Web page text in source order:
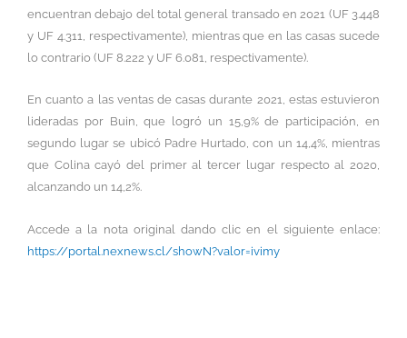
encuentran debajo del total general transado en 2021 (UF 3.448
y UF 4.311, respectivamente), mientras que en las casas sucede
lo contrario (UF 8.222 y UF 6.081, respectivamente).
En cuanto a las ventas de casas durante 2021, estas estuvieron
lideradas por Buin, que logró un 15,9% de participación, en
segundo lugar se ubicó Padre Hurtado, con un 14,4%, mientras
que Colina cayó del primer al tercer lugar respecto al 2020,
alcanzando un 14,2%.
Accede a la nota original dando clic en el siguiente enlace:
https://portal.nexnews.cl/showN?valor=ivimy